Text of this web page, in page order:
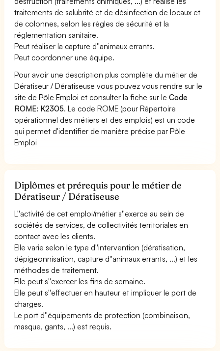
traitements de salubrité et de désinfection de locaux et
de colonnes, selon les règles de sécurité et la
réglementation sanitaire.
Peut réaliser la capture d''animaux errants.
Peut coordonner une équipe.
Pour avoir une description plus complète du métier de
Dératiseur / Dératiseuse vous pouvez vous rendre sur le
site de Pôle Emploi et consulter la fiche sur leCode
ROME: K2305. Le code ROME (pour Répertoire
opérationnel des métiers et des emplois) est un code
qui permet d'identifier de manière précise par Pôle
Emploi
Diplômes et prérequis pour le métier de
Dératiseur / Dératiseuse
L''activité de cet emploi/métier s''exerce au sein de
sociétés de services, de collectivités territoriales en
contact avec les clients.
Elle varie selon le type d''intervention (dératisation,
dépigeonnisation, capture d''animaux errants, ...) et les
méthodes de traitement.
Elle peut s''exercer les fins de semaine.
Elle peut s''effectuer en hauteur et impliquer le port de
charges.
Le port d''équipements de protection (combinaison,
masque, gants, ...) est requis.